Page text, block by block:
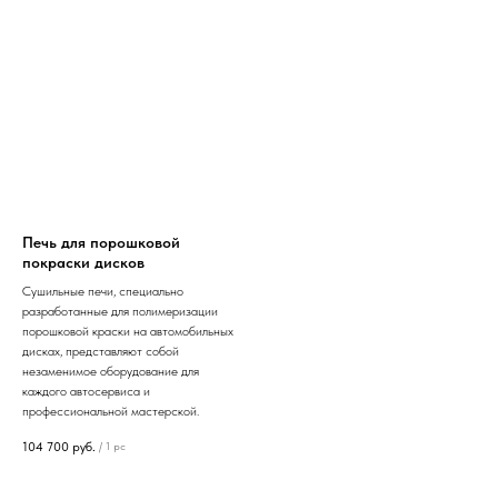
Печь для порошковой
покраски дисков
Сушильные печи, специально
разработанные для полимеризации
порошковой краски на автомобильных
дисках, представляют собой
незаменимое оборудование для
каждого автосервиса и
профессиональной мастерской.
104 700 руб. / 1 pc